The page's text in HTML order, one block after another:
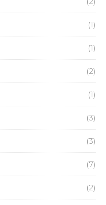
(1)
(1)
(2)
(1)
(3)
(3)
(7)
(2)